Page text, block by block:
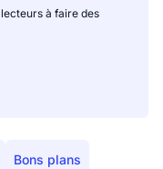
à faire des
Bons plans